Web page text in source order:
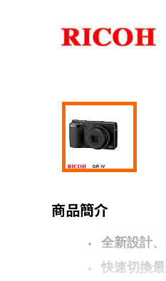
商品簡介
全新設計
快速切換